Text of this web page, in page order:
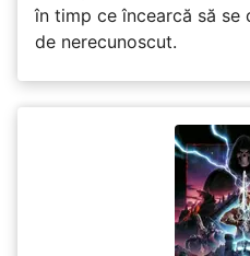
în timp ce încearcă să se
de nerecunoscut.